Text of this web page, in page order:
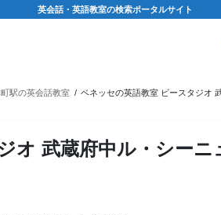
英会話・英語教室の検索ポータルサイト
駅の英会話教室 ベネッセの英語教室 ビースタジオ
オ 武蔵府中ル・シーニ